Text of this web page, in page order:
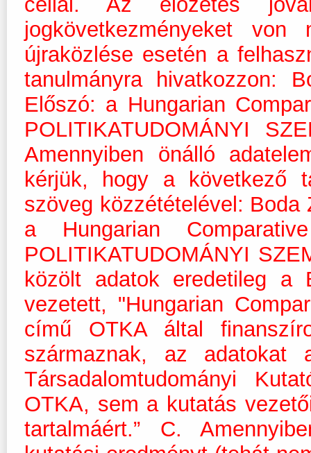
jogkövetkezményeket
újraközlése esetén a
tanulmányra hivatkozzon:
Előszó: a Hungarian
POLITIKATUDOMÁNYI
Amennyiben önálló
kérjük, hogy a következő
szöveg közzétételével:
a Hungarian
POLITIKATUDOMÁNYI
közölt adatok eredetileg
vezetett, "Hungarian
című OTKA által
származnak, az adatokat
Társadalomtudományi
OTKA, sem a kutatás
tartalmáért.” C.